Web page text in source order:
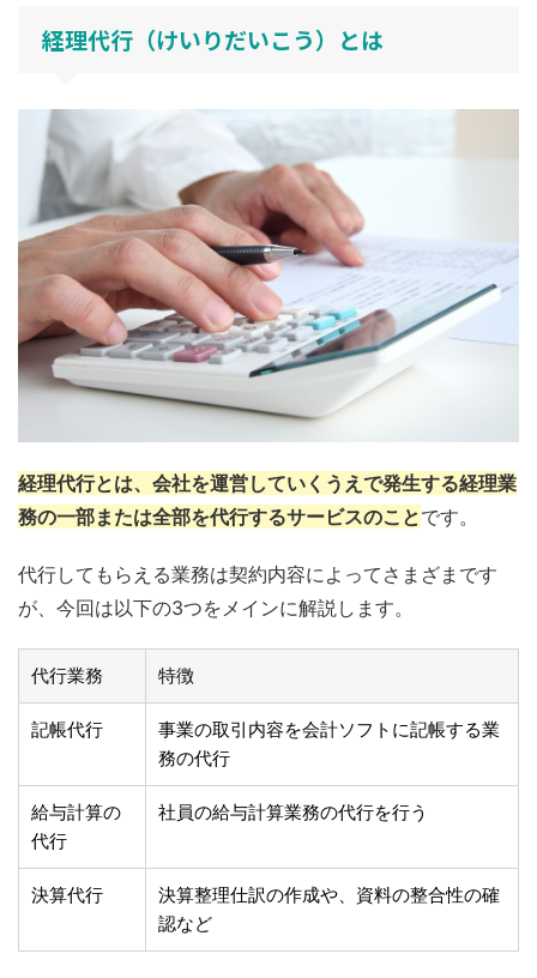
経理代行（けいりだいこう）とは
経理代行とは、会社を運営していくうえで発生する経理業
務の一部または全部を代行するサービスのことです。
代行してもらえる業務は契約内容によってさまざまです
が、今回は以下の3つをメインに解説します。
代行業務 特徴
記帳代行
事業の取引内容を会計ソフトに記帳する業
務の代行
給与計算の
代行
社員の給与計算業務の代行を行う
決算代行
決算整理仕訳の作成や、資料の整合性の確
認など